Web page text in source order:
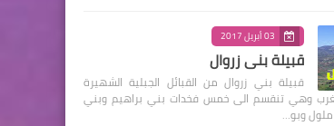
03 أبريل 2017
قبيلة بني زروال
قبيلة بني زروال من القبائل الجبلية الشهيرة
وهي تنقسم الى خمس فخدات بني براهيم وبني
وبو…